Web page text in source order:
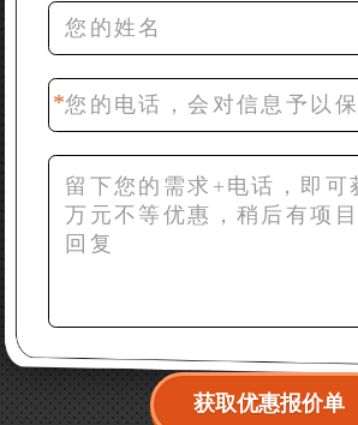
42分钟前 梁先生：膨润土磨到200
备？
获取优惠报价单